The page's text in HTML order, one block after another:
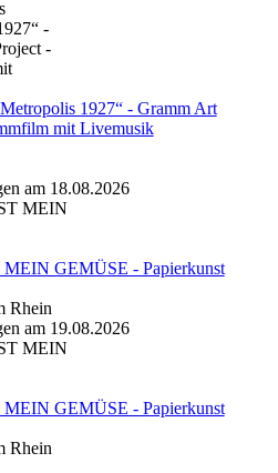
1927“ - Gramm Art
mit Livemusik
am 18.08.2026
GEMÜSE - Papierkunst
Rhein
am 19.08.2026
GEMÜSE - Papierkunst
Rhein